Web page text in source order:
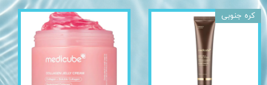
کره جنوبی